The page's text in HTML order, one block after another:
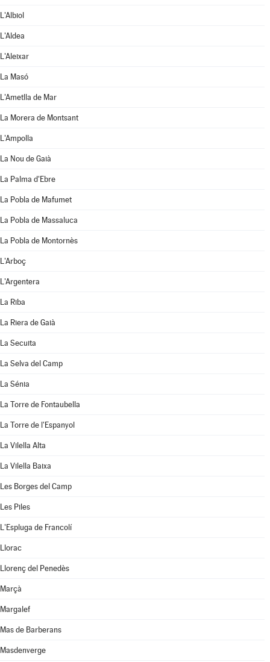
L'Albiol
L'Aldea
L'Aleixar
La Masó
L'Ametlla de Mar
La Morera de Montsant
L'Ampolla
La Nou de Gaià
La Palma d'Ebre
La Pobla de Mafumet
La Pobla de Massaluca
La Pobla de Montornès
L'Arboç
L'Argentera
La Riba
La Riera de Gaià
La Secuita
La Selva del Camp
La Sénia
La Torre de Fontaubella
La Torre de l'Espanyol
La Vilella Alta
La Vilella Baixa
Les Borges del Camp
Les Piles
L'Espluga de Francolí
Llorac
Llorenç del Penedès
Marçà
Margalef
Mas de Barberans
Masdenverge